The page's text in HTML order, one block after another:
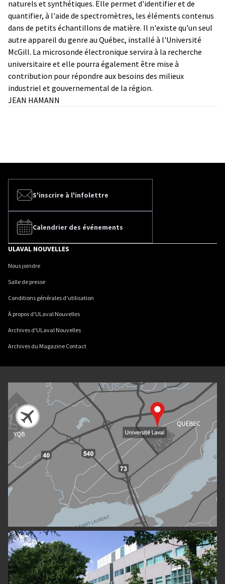
naturels et synthétiques. Elle permet d'identifier et de
quantifier, à l'aide de spectromètres, les éléments contenus
dans de petits échantillons de matière. Il n'existe qu'un seul
autre appareil du genre au Québec, installé à l'Université
McGill. La microsonde électronique servira à la recherche
universitaire et elle pourra également être mise à
contribution pour répondre aux besoins des milieux
industriel et gouvernemental de la région.
JEAN HAMANN
S'inscrire à l'infolettre
Calendrier des événements
ULAVAL NOUVELLES
Nous joindre
Salle de presse
Conditions générales d'utilisation
À propos d'ULaval Nouvelles
Archives d'ULaval Nouvelles
Archives du Magazine Contact